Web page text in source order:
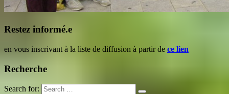
Restez informé.e
en vous inscrivant à la liste de diffusion à partir de ce lien
Recherche
Search for: